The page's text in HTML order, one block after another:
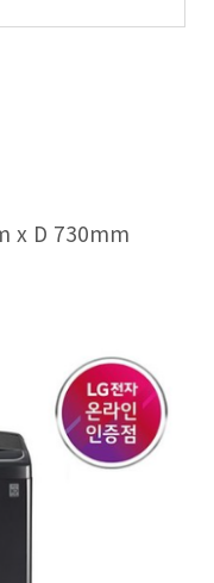
x D 730mm